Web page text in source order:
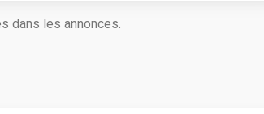
dans les annonces.